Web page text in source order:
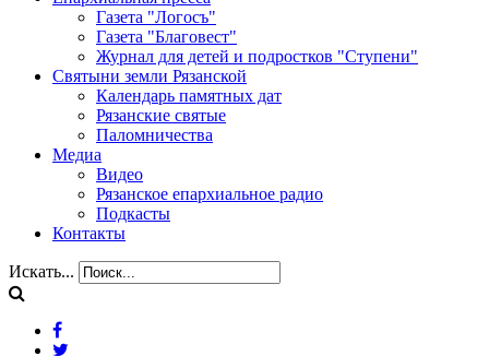
Газета "Логосъ"
Газета "Благовест"
Журнал для детей и подростков "Ступени"
Святыни земли Рязанской
Календарь памятных дат
Рязанские святые
Паломничества
Медиа
Видео
Рязанское епархиальное радио
Подкасты
Контакты
Искать...